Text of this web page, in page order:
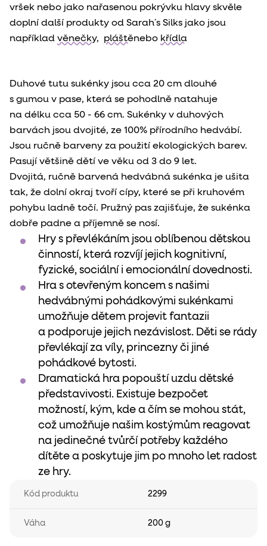
vršek nebo jako nařasenou pokrývku hlavy skvěle
doplní další produkty od Sarah´s Silks jako jsou
například věnečky, pláštěnebo křídla
Duhové tutu sukénky jsou cca 20 cm dlouhé
s gumou v pase, která se pohodlně natahuje
na délku cca 50 - 66 cm. Sukénky v duhových
barvách jsou dvojité, ze 100% přírodního hedvábí.
Jsou ručně barveny za použití ekologických barev.
Pasují většině dětí ve věku od 3 do 9 let.
Dvojitá, ručně barvená hedvábná sukénka je ušita
tak, že dolní okraj tvoří cípy, které se při kruhovém
pohybu ladně točí. Pružný pas zajišťuje, že sukénka
dobře padne a příjemně se nosí.
Hry s převlékáním jsou oblíbenou dětskou
činností, která rozvíjí jejich kognitivní,
fyzické, sociální i emocionální dovednosti.
Hra s otevřeným koncem s našimi
hedvábnými pohádkovými sukénkami
umožňuje dětem projevit fantazii
a podporuje jejich nezávislost. Děti se rády
převlékají za víly, princezny či jiné
pohádkové bytosti.
Dramatická hra popouští uzdu dětské
představivosti. Existuje bezpočet
možností, kým, kde a čím se mohou stát,
což umožňuje našim kostýmům reagovat
na jedinečné tvůrčí potřeby každého
dítěte a poskytuje jim po mnoho let radost
ze hry.
Kód produktu 2299
Váha 200 g